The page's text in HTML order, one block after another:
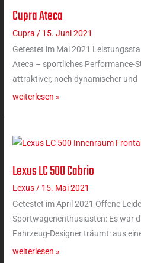
Cupra Ateca
Cupra / 15. Juni 2021
Getestet im Mai 2021
Ateca – sportliches Performance-
attraktiver, noch dynamischer und
Cupra
Ateca
weiterlesen »
Lexus LC 500 Cabrio
Lexus/ 15. Mai 2021
Getestet im April 2021 Offene
Sportwagenenthusiasten: Es war
Fahrzeug-Designer träumt: aus
Lexus
LC
weiterlesen »